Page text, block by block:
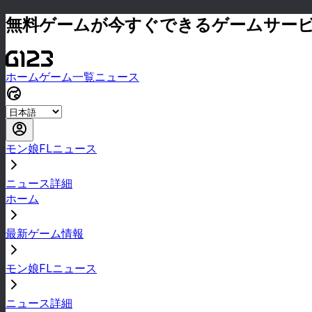
無料ゲームが今すぐできるゲームサー
ホームゲーム一覧ニュース
モン娘FLニュース
ニュース詳細
ホーム
最新ゲーム情報
モン娘FLニュース
ニュース詳細